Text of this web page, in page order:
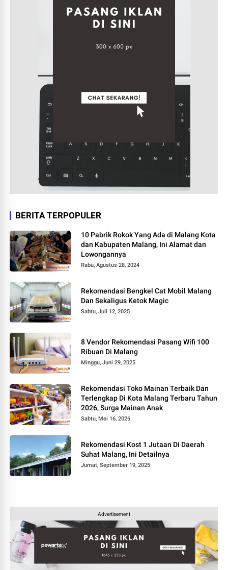
BERITA TERPOPULER
10 Pabrik Rokok Yang Ada di Malang Kota
dan Kabupaten Malang, Ini Alamat dan
Lowongannya
Rabu, Agustus 28, 2024
Rekomendasi Bengkel Cat Mobil Malang
Dan Sekaligus Ketok Magic
Sabtu, Juli 12, 2025
8 Vendor Rekomendasi Pasang Wifi 100
Ribuan Di Malang
Minggu, Juni 29, 2025
Rekomendasi Toko Mainan Terbaik Dan
Terlengkap Di Kota Malang Terbaru Tahun
2026, Surga Mainan Anak
Sabtu, Mei 16, 2026
Rekomendasi Kost 1 Jutaan Di Daerah
Suhat Malang, Ini Detailnya
Jumat, September 19, 2025
Advertisement